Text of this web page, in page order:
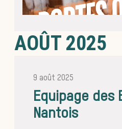
AOÛT 2025
Equipage des
Nantois
9 août 2025